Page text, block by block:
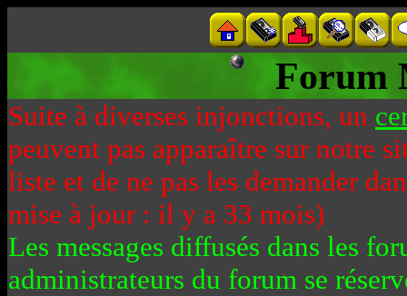
Forum
Suite à diverses injonctions, un
peuvent pas apparaître sur notre
liste et de ne pas les demander
mise à jour : il y a 33 mois)
Les messages diffusés dans les
administrateurs du forum se